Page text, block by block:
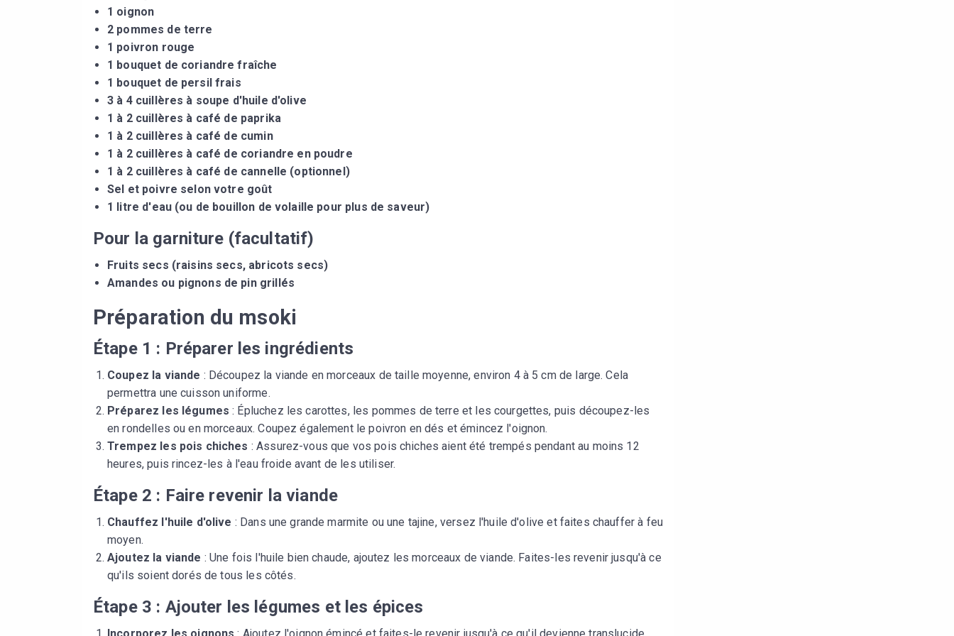
1 oignon
2 pommes de terre
1 poivron rouge
1 bouquet de coriandre fraîche
1 bouquet de persil frais
3 à 4 cuillères à soupe d'huile d'olive
1 à 2 cuillères à café de paprika
1 à 2 cuillères à café de cumin
1 à 2 cuillères à café de coriandre en poudre
1 à 2 cuillères à café de cannelle (optionnel)
Sel et poivre selon votre goût
1 litre d'eau (ou de bouillon de volaille pour plus de saveur)
Pour la garniture (facultatif)
Fruits secs (raisins secs, abricots secs)
Amandes ou pignons de pin grillés
Préparation du msoki
Étape 1 : Préparer les ingrédients
Coupez la viande : Découpez la viande en morceaux de taille moyenne, environ 4 à 5 cm de large. Cela
permettra une cuisson uniforme.
Préparez les légumes : Épluchez les carottes, les pommes de terre et les courgettes, puis découpez-les
en rondelles ou en morceaux. Coupez également le poivron en dés et émincez l'oignon.
Trempez les pois chiches : Assurez-vous que vos pois chiches aient été trempés pendant au moins 12
heures, puis rincez-les à l'eau froide avant de les utiliser.
Étape 2 : Faire revenir la viande
Chauffez l'huile d'olive : Dans une grande marmite ou une tajine, versez l'huile d'olive et faites chauffer à feu
moyen.
Ajoutez la viande : Une fois l'huile bien chaude, ajoutez les morceaux de viande. Faites-les revenir jusqu'à ce
qu'ils soient dorés de tous les côtés.
Étape 3 : Ajouter les légumes et les épices